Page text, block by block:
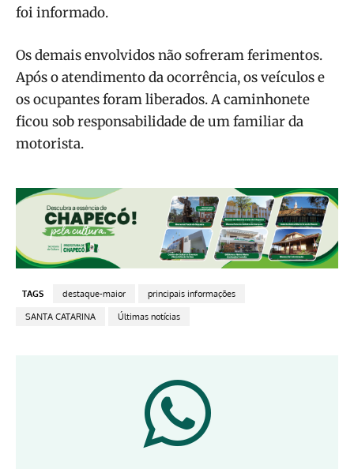
foi informado.
Os demais envolvidos não sofreram ferimentos.
Após o atendimento da ocorrência, os veículos e
os ocupantes foram liberados. A caminhonete
ficou sob responsabilidade de um familiar da
motorista.
TAGS destaque-maior principais informações
SANTA CATARINA Últimas notícias